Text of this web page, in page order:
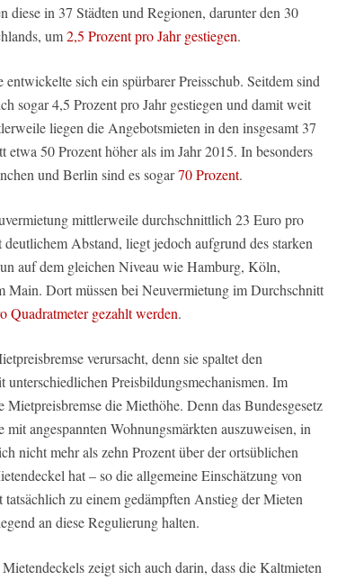
diese in 37 Städten und Regionen, darunter den 30
um2,5 Prozent pro Jahr gestiegen.
sich ein spürbarer Preisschub. Seitdem sind
sogar 4,5 Prozent pro Jahr gestiegen und damit weit
liegen die Angebotsmieten in den insgesamt 37
50 Prozent höher als im Jahr 2015. In besonders
und Berlin sind es sogar70 Prozent.
mittlerweile durchschnittlich 23 Euro pro
Abstand, liegt jedoch aufgrund des starken
auf dem gleichen Niveau wie Hamburg, Köln,
Main. Dort müssen bei Neuvermietung im Durchschnitt
Quadratmeter gezahlt werden.
verursacht, denn sie spaltet den
Preisbildungsmechanismen. Im
die Miethöhe. Denn das Bundesgesetz
angespannten Wohnungsmärkten auszuweisen, in
nicht mehr als zehn Prozent über der ortsüblichen
hat – so die allgemeine Einschätzung von
zu einem gedämpften Anstieg der Mieten
an diese Regulierung halten.
zeigt sich auch darin, dass die Kaltmieten